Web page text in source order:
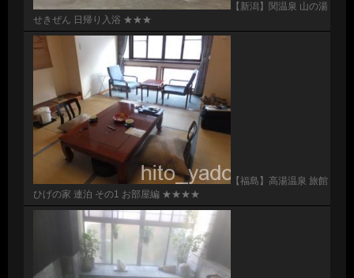
【新潟】関温泉 山の湯
せきぜん 日帰り入浴 ★★★
【福島】高湯温泉 旅館
ひげの家 連泊 その1 お部屋編 ★★★★